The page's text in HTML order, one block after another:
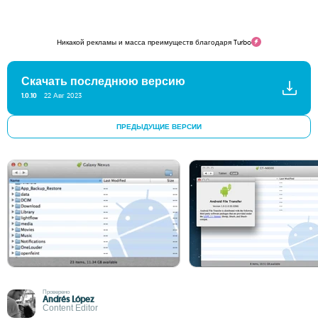
Никакой рекламы и масса преимуществ благодаря Turbo
Скачать последнюю версию
1.0.10 22 Авг 2023
ПРЕДЫДУЩИЕ ВЕРСИИ
Проверено
Andrés López
Content Editor